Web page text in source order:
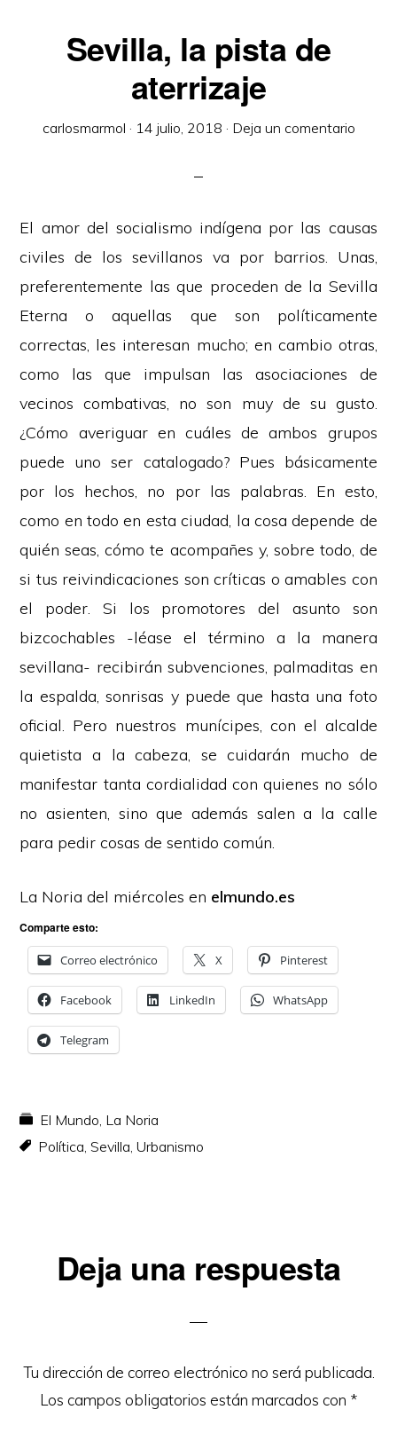
Sevilla, la pista de
aterrizaje
carlosmarmol · 14 julio, 2018 · Deja un comentario
El amor del socialismo indígena por las causas
civiles de los sevillanos va por barrios. Unas,
preferentemente las que proceden de la Sevilla
Eterna o aquellas que son políticamente
correctas, les interesan mucho; en cambio otras,
como las que impulsan las asociaciones de
vecinos combativas, no son muy de su gusto.
¿Cómo averiguar en cuáles de ambos grupos
puede uno ser catalogado? Pues básicamente
por los hechos, no por las palabras. En esto,
como en todo en esta ciudad, la cosa depende de
quién seas, cómo te acompañes y, sobre todo, de
si tus reivindicaciones son críticas o amables con
el poder. Si los promotores del asunto son
bizcochables -léase el término a la manera
sevillana- recibirán subvenciones, palmaditas en
la espalda, sonrisas y puede que hasta una foto
oficial. Pero nuestros munícipes, con el alcalde
quietista a la cabeza, se cuidarán mucho de
manifestar tanta cordialidad con quienes no sólo
no asienten, sino que además salen a la calle
para pedir cosas de sentido común.
La Noria del miércoles en elmundo.es
Comparte esto:
Correo electrónico X Pinterest
Facebook LinkedIn WhatsApp
Telegram
El Mundo, La Noria
Política,Sevilla,Urbanismo
Interacciones
lectores
Deja una respuesta
Tu dirección de correo electrónico no será publicada.
Los campos obligatorios están marcados con *